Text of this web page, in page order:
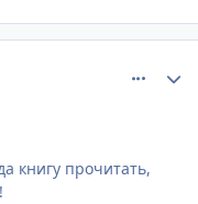
книгу прочитать,